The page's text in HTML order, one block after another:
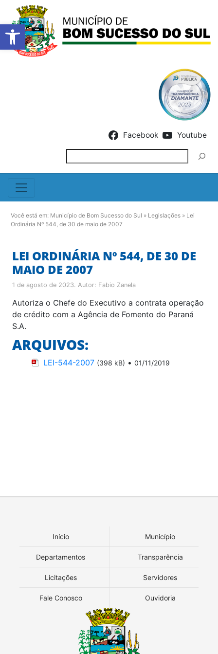
Barra de Ferramentas
Facebook Youtube
Você está em: Município de Bom Sucesso do Sul » Legislações » Lei
Ordinária Nº 544, de 30 de maio de 2007
LEI ORDINÁRIA Nº 544, DE 30 DE
MAIO DE 2007
1 de agosto de 2023. Autor: Fabio Zanela
Autoriza o Chefe do Executivo a contrata operação
de crédito com a Agência de Fomento do Paraná
S.A.
ARQUIVOS:
LEI-544-2007 (398 kB) • 01/11/2019
Início Município
Departamentos Transparência
Licitações Servidores
Fale Conosco Ouvidoria